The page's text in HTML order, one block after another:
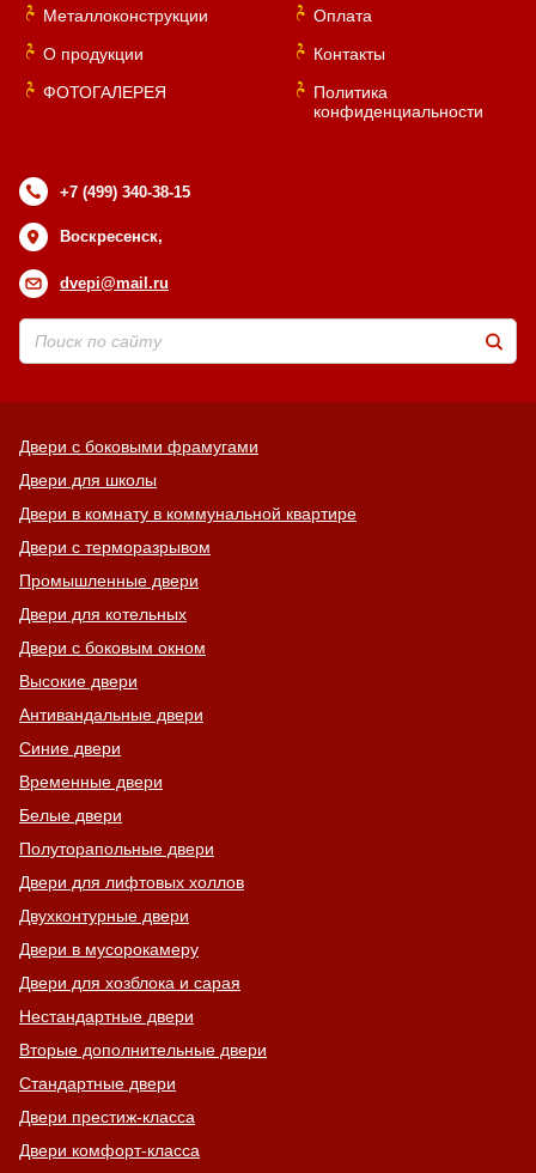
Металлоконструкции
О продукции
ФОТОГАЛЕРЕЯ
Оплата
Контакты
Политика
конфиденциальности
+7 (499) 340-38-15
Воскресенск,
dvepi@mail.ru
Двери с боковыми фрамугами
Двери для школы
Двери в комнату в коммунальной квартире
Двери с терморазрывом
Промышленные двери
Двери для котельных
Двери с боковым окном
Высокие двери
Антивандальные двери
Синие двери
Временные двери
Белые двери
Полуторапольные двери
Двери для лифтовых холлов
Двухконтурные двери
Двери в мусорокамеру
Двери для хозблока и сарая
Нестандартные двери
Вторые дополнительные двери
Стандартные двери
Двери престиж-класса
Двери комфорт-класса